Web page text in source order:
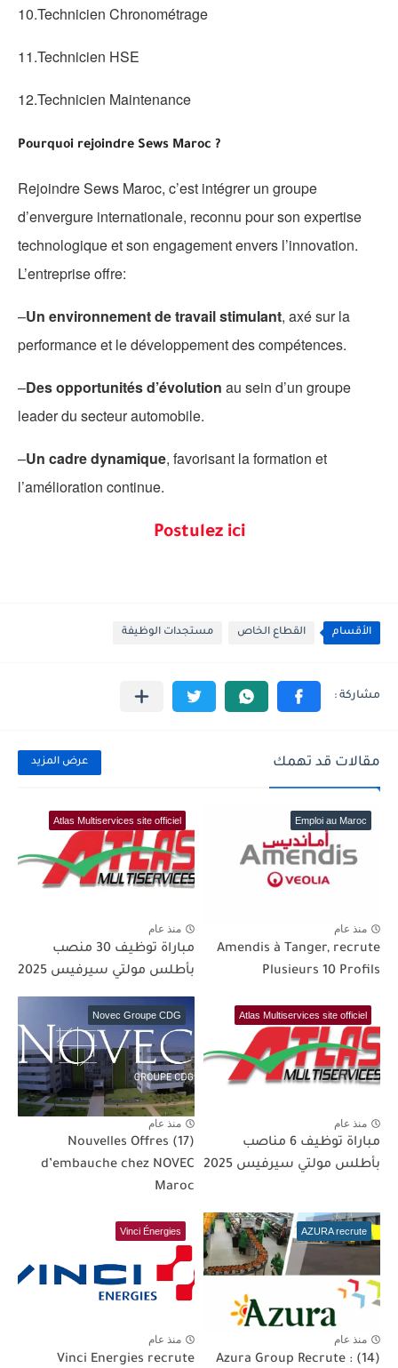
10.Technicien Chronométrage
11.Technicien HSE
12.Technicien Maintenance
Pourquoi rejoindre Sews Maroc ?
RejoindreSews Maroc, c’est intégrer un groupe
d’envergure internationale, reconnu pour son expertise
technologiqueet son engagement envers l’innovation.
L’entreprise offre:
–Un environnement de travail stimulant, axé sur la
performance et le développement des compétences.
–Des opportunités d’évolution au sein d’un groupe
leader du secteur automobile.
–Un cadre dynamique, favorisant la formation et
l’amélioration continue.
Postulez ici
الأقسام القطاع الخاص مستجدات الوظيفة
مقالات قد تهمك عرض المزيد
Emploi au Maroc
منذ عام
Amendis à Tanger, recrute
Plusieurs 10 Profils
Atlas Multiservices site officiel
منذ عام
مباراة توظيف 30 منصب
بأطلس مولتي سيرفيس 2025
Atlas Multiservices site officiel
منذ عام
مباراة توظيف 6 مناصب
بأطلس مولتي سيرفيس 2025
Novec Groupe CDG
منذ عام
(17) Nouvelles Offres
d’embauche chez NOVEC
Maroc
AZURA recrute
منذ عام
Azura Group Recrute : (14)
Vinci Énergies
منذ عام
Vinci Energies recrute